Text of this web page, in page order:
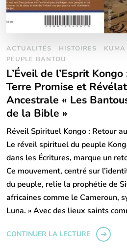
ACTUALITÉS HISTOIRES
PEUPLE BANTOU
L’Éveil de l’Esprit
Terre Promise et
Ancestrale « Les
de la Bible »
Réveil Spirituel Kongo : Retour
Le réveil spirituel du peuple
dans les Écritures, marque un
Ce mouvement, centré sur
du peuple, relie la prophétie de
africaines comme le Cameroun,
Luna. » Avec des lieux saints
CONTINUER LA LECTURE